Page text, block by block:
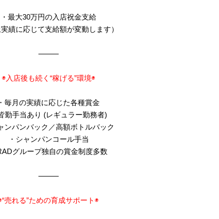
・最大30万円の入店祝金支給
実績に応じて支給額が変動します）
⸻
◉入店後も続く“稼げる”環境◉
・毎月の実績に応じた各種賞金
勤手当あり (レギュラー勤務者)
ンパンバック／高額ボトルバック
・シャンパンコール手当
グループ独自の賞金制度多数
⸻
売れる”ための育成サポート◉